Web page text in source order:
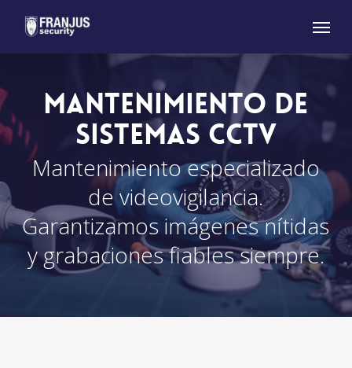
main
Menu
Mantenimiento de
Sistemas CCTV
Mantenimiento especializado
de videovigilancia.
Garantizamos imágenes nítidas
y grabaciones fiables siempre.